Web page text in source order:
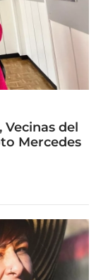
Vecinas del
Mercedes